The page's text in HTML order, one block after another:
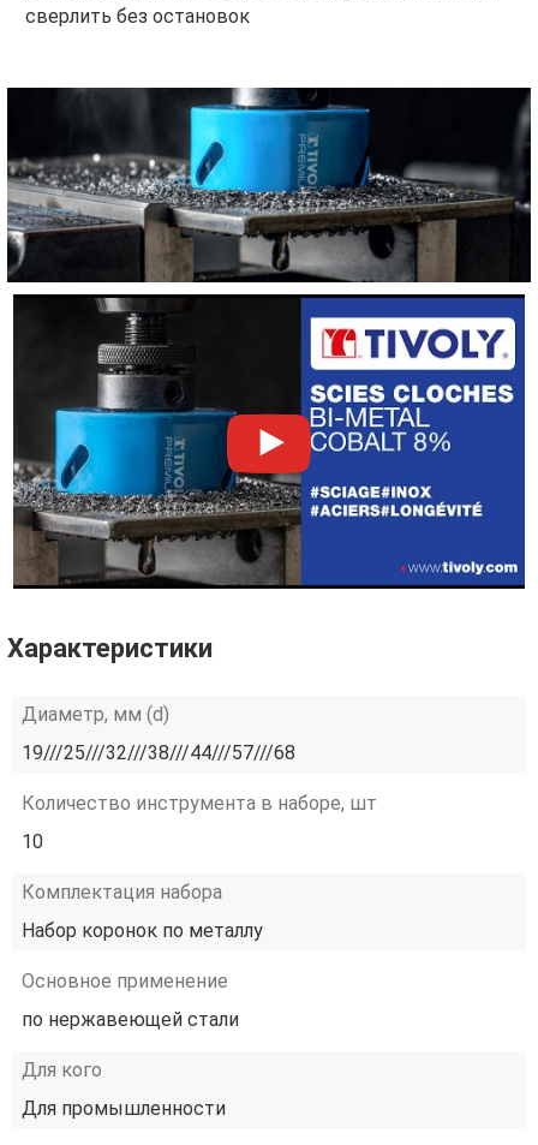
сверлить без остановок
Характеристики
Диаметр, мм (d)
19///25///32///38///44///57///68
Количество инструмента в наборе, шт
10
Комплектация набора
Набор коронок по металлу
Основное применение
по нержавеющей стали
Для кого
Для промышленности